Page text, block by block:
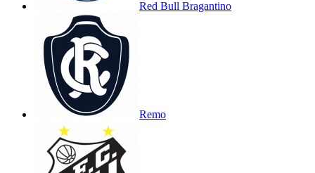
Red Bull Bragantino
Remo